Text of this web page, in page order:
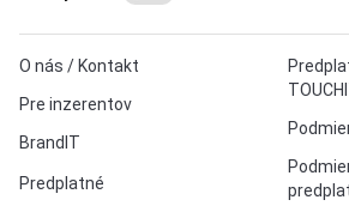
O nás / Kontakt
Pre inzerentov
BrandIT
Predplatné